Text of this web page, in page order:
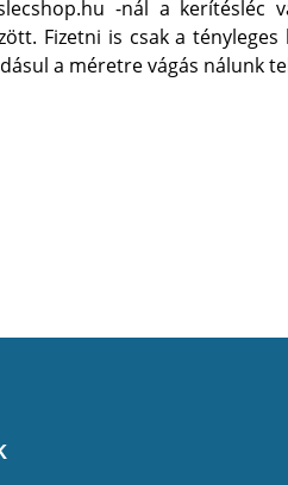
-nál a kerítésléc
Fizetni is csak a
a méretre vágás nálunk